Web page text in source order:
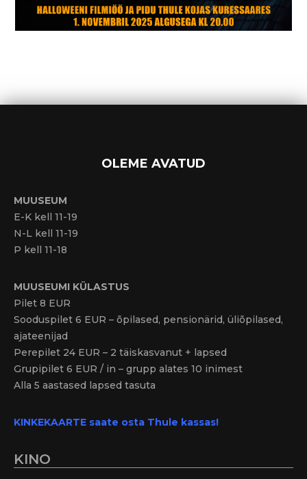
OLEME AVATUD
MUUSEUM
E-K kell 11-19
N-L kell 11-19
P kell 11-18
MUUSEUMI KÜLASTUS
Pilet 8 EUR
Sooduspilet 6 EUR – õpilased, pensionärid, üliõpilased,
ajateenijad
Perepilet 24 EUR – 2 täiskasvanut + lapsed
Grupipilet 6 EUR / in – grupp alates 10 inimest
Alla 5 aastased lapsed tasuta
KINKEKAARTE saate osta Thule kassas!
KINO